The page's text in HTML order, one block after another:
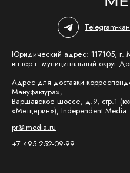
Telegram-
Юридический адрес: 117105, г.
вн.тер.г. муниципальный округ
Адрес для доставки
Мануфактура»,
Варшавское шоссе, д.9, стр.1
«Мещерин»), Independent Media
pr@imedia.ru
+7 495 252-09-99